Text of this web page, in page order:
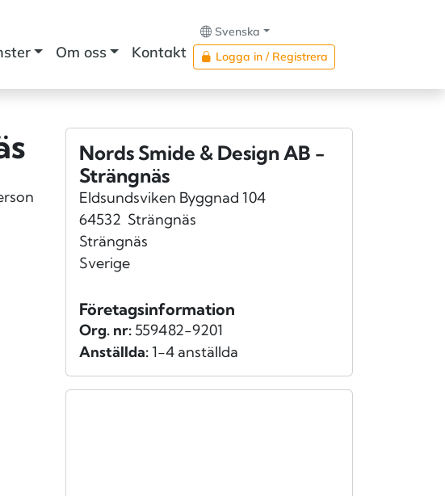
Om oss Kontakt
Svenska
Logga in / Registrera
Nords Smide & Design AB -
Strängnäs
Eldsundsviken Byggnad 104
64532 Strängnäs
Strängnäs
Sverige
Företagsinformation
Org. nr: 559482-9201
Anställda:1-4 anställda